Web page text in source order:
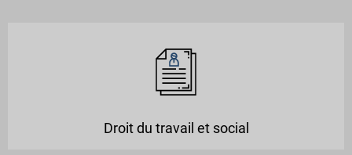
Droit du travail et social